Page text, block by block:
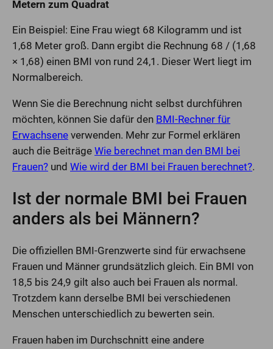
Metern zum Quadrat
Ein Beispiel: Eine Frau wiegt 68 Kilogramm und ist
1,68 Meter groß. Dann ergibt die Rechnung 68 / (1,68
× 1,68) einen BMI von rund 24,1. Dieser Wert liegt im
Normalbereich.
Wenn Sie die Berechnung nicht selbst durchführen
möchten, können Sie dafür den BMI-Rechner für
Erwachsene verwenden. Mehr zur Formel erklären
auch die Beiträge Wie berechnet man den BMI bei
Frauen? und Wie wird der BMI bei Frauen berechnet?.
Ist der normale BMI bei Frauen
anders als bei Männern?
Die offiziellen BMI-Grenzwerte sind für erwachsene
Frauen und Männer grundsätzlich gleich. Ein BMI von
18,5 bis 24,9 gilt also auch bei Frauen als normal.
Trotzdem kann derselbe BMI bei verschiedenen
Menschen unterschiedlich zu bewerten sein.
Frauen haben im Durchschnitt eine andere